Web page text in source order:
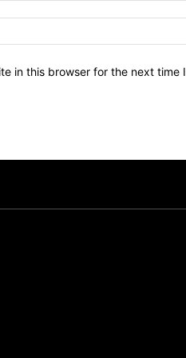
in this browser for the next time